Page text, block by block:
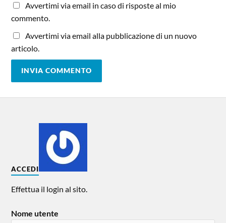
Avvertimi via email in caso di risposte al mio
commento.
Avvertimi via email alla pubblicazione di un nuovo
articolo.
ACCEDI
Effettua il login al sito.
Nome utente